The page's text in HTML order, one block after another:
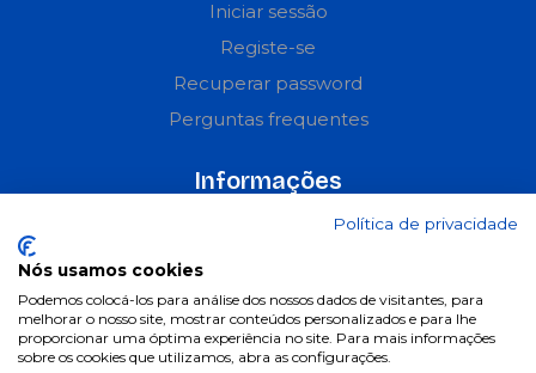
Iniciar sessão
Registe-se
Recuperar password
Perguntas frequentes
Informações
Termos & Condições
Política de privacidade
Política de cookies
Condições de campanhas
Política de privacidade
Nós usamos cookies
Podemos colocá-los para análise dos nossos dados de visitantes, para
melhorar o nosso site, mostrar conteúdos personalizados e para lhe
proporcionar uma óptima experiência no site. Para mais informações
sobre os cookies que utilizamos, abra as configurações.